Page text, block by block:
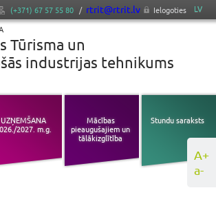
A+
a-
(+371) 67 57 55 80 / rtrit@rtrit.lv Ielogoties
LV
Tūrisma un
industrijas tehnikums
UZŅEMŠANA
2027. m.g.
Mācības
pieaugušajiem un
tālākizglītība
Stundu saraksts